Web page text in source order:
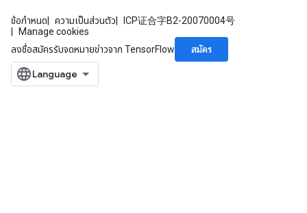
ข้อกำหนด ความเป็นส่วนตัว
ICP证合字B2-20070004号
Manage cookies
ลงชื่อสมัครรับจดหมายข่าวจาก TensorFlow
สมัคร